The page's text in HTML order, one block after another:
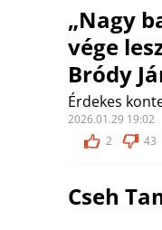
„Nagy
vége
Bródy
Érdekes
2026.01.29 19:02
2
43
Cseh